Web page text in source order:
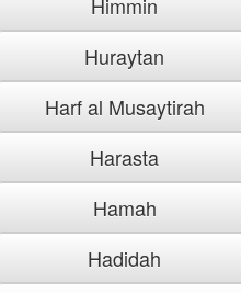
Huraytan
Harf al Musaytirah
Harasta
Hamah
Hadidah